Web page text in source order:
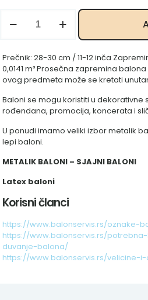
siva
Prečnik: 28-30 cm / 11-12 inča
0,0141 m³ Prosečna zapremina
ovog predmeta može se kretati
Baloni se mogu koristiti u dekorativne
rođendana, promocija, koncerata i
U ponudi imamo veliki izbor metalik
lepi baloni.
METALIK BALONI – SJAJNI BALONI
Latex baloni
Korisni članci
https://www.balonservis.rs/oznake-
https://www.balonservis.rs/
duvanje-balona/
https://www.balonservis.rs/velicine-